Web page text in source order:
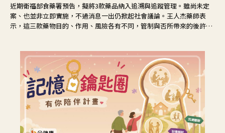
近期衛福部食藥署預告，擬將3款藥品納入追溯與追蹤管理。雖尚未定
案、也並非立即實施，不過消息一出仍掀起社會議論。王人杰藥師表
示，這三款藥物目的、作用、風險各有不同，管制與否所帶來的後許影